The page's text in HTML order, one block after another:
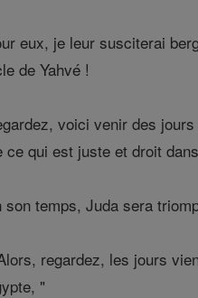
eux, je leur susciterai
de Yahvé !
voici venir des
ce qui est juste et droit
son temps, Juda sera
regardez, les jours
"